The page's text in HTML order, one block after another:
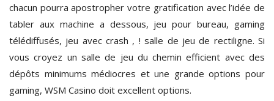
chacun pourra apostropher votre gratification avec l’idée de
tabler aux machine a dessous, jeu pour bureau, gaming
télédiffusés, jeu avec crash , ! salle de jeu de rectiligne. Si
vous croyez un salle de jeu du chemin efficient avec des
dépôts minimums médiocres et une grande options pour
gaming, WSM Casino doit excellent options.